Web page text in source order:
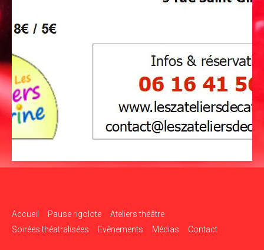
Accueil Pause rigolote
Ateliers théâtre
Soirées théatralisées
Evènements Médias Contact